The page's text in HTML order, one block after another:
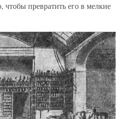
чтобы превратить его в мелкие